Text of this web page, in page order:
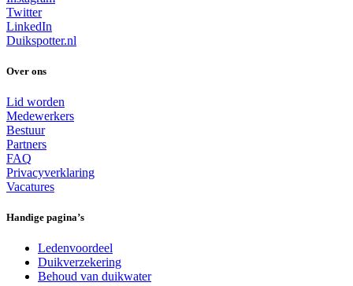
Twitter
LinkedIn
Duikspotter.nl
Over ons
Lid worden
Medewerkers
Bestuur
Partners
FAQ
Privacyverklaring
Vacatures
Handige pagina’s
Ledenvoordeel
Duikverzekering
Behoud van duikwater